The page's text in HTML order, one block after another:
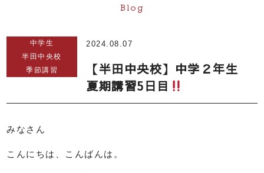
Blog
中学生
半田中央校
季節講習
2024.08.07
【半田中央校】中学２年生
夏期講習5日目
みなさん
こんにちは、こんばんは。